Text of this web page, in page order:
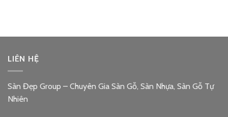
LIÊN HỆ
Sàn Đẹp Group – Chuyên Gia Sàn Gỗ, Sàn Nhựa, Sàn Gỗ Tự
Nhiên